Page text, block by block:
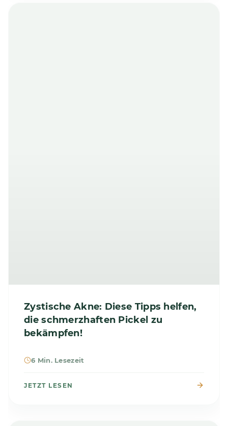
Zystische Akne: Diese Tipps helfen,
die schmerzhaften Pickel zu
bekämpfen!
6 Min. Lesezeit
JETZT LESEN